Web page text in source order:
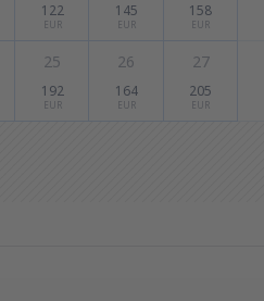
122
EUR
145
EUR
158
EUR
25
192
EUR
26
164
EUR
27
205
EUR